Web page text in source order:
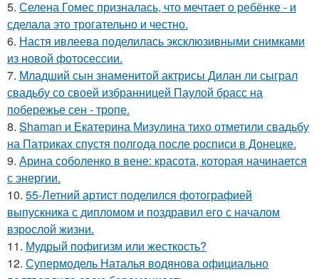
5. Селена Гомес призналась, что мечтает о ребёнке - и
сделала это трогательно и честно.
6. Настя ивлеева поделилась эксклюзивными снимками
из новой фотосессии.
7. Младший сын знаменитой актрисы Дилан ли сыграл
свадьбу со своей избранницей Паулой брасс на
побережье сен - тропе.
8. Shaman и Екатерина Мизулина тихо отметили свадьбу
на Патриках спустя полгода после росписи в Донецке.
9. Арина соболенко в вене: красота, которая начинается
с энергии.
10. 55-Летний артист поделился фотографией
выпускника с дипломом и поздравил его с началом
взрослой жизни.
11. Мудрый пофигизм или жесткость?
12. Супермодель Наталья водянова официально